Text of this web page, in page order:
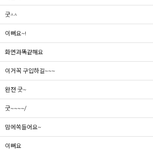
굿^^
이뻐요~!
화면과똑같해요
이거꼭 구입하길~~~
완젼 굿~
굿~~~~/
맘에쏙들어요~
이뻐요